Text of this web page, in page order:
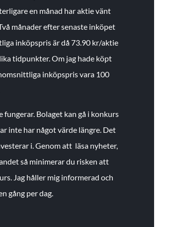
en månad har aktie vänt
månader efter senaste inköpet
inköpspris är då 73.90 kr/aktie
tidpunkter. Om jag hade köpt
inköpspris vara 100
Bolaget kan gå i konkurs
inte har något värde längre. Det
i. Genom att läsa nyheter,
så minimerar du risken att
Jag håller mig informerad och
gång per dag.